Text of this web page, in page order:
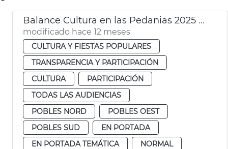
Balance Cultura en las Pedanias 2025 Ayuntamiento València
modificado hace 12 meses
CULTURA Y FIESTAS POPULARES
TRANSPARENCIA Y PARTICIPACIÓN
CULTURA
PARTICIPACIÓN
TODAS LAS AUDIENCIAS
POBLES NORD
POBLES OEST
POBLES SUD
EN PORTADA
EN PORTADA TEMÁTICA
NORMAL